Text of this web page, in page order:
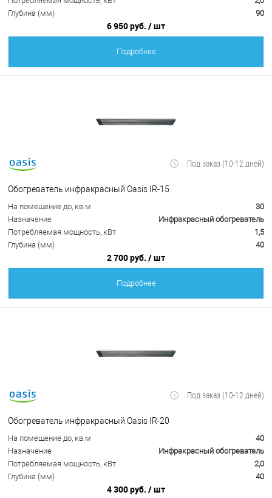
Глубина (мм)
90
6 950 руб. / шт
Подробнее
Под заказ (10-12 дней)
Обогреватель инфракрасный Oasis IR-15
На помещение до, кв.м
30
Назначение
Инфракрасный обогреватель
Потребляемая мощность, кВт
1,5
Глубина (мм)
40
2 700 руб. / шт
Подробнее
Под заказ (10-12 дней)
Обогреватель инфракрасный Oasis IR-20
На помещение до, кв.м
40
Назначение
Инфракрасный обогреватель
Потребляемая мощность, кВт
2,0
Глубина (мм)
40
4 300 руб. / шт